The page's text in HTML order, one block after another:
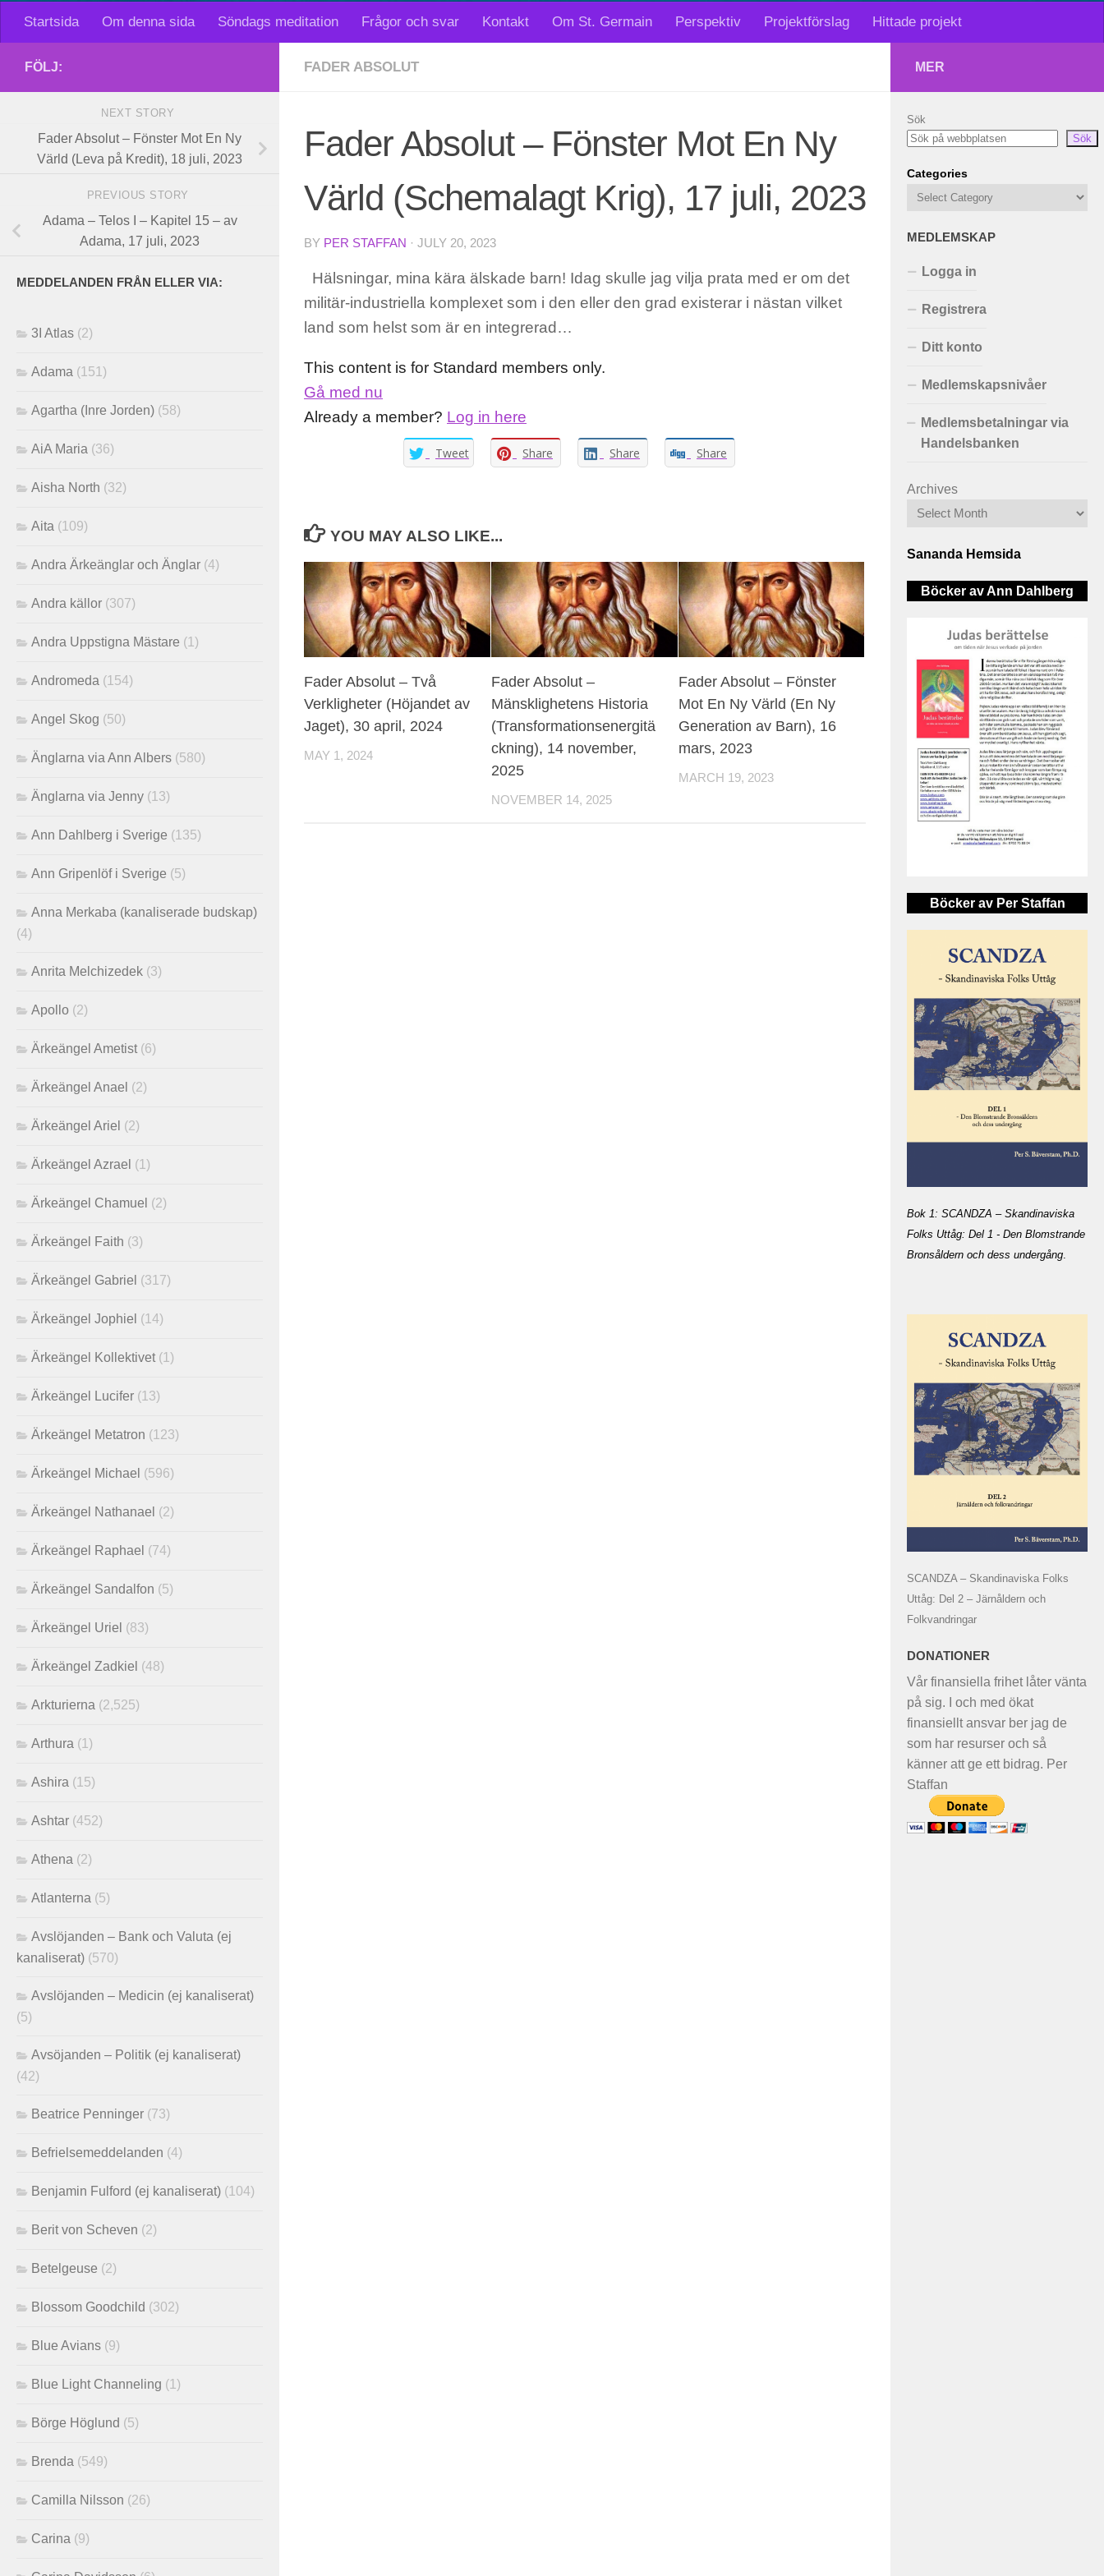
Startsida Om denna sida Söndags meditation Frågor och svar Kontakt Om St. Germain Perspektiv Projektförslag Hittade projekt
FADER ABSOLUT
Fader Absolut – Fönster Mot En Ny
Värld (Schemalagt Krig), 17 juli, 2023
BY PER STAFFAN · JULY 20, 2023
Hälsningar, mina kära älskade barn! Idag skulle jag vilja prata med er om det
militär-industriella komplexet som i den eller den grad existerar i nästan vilket
land som helst som är en integrerad…
This content is for Standard members only.
Gå med nu
Already a member? Log in here
Tweet Share Share Share
YOU MAY ALSO LIKE...
Fader Absolut – Två
Verkligheter (Höjandet av
Jaget), 30 april, 2024
MAY 1, 2024
Fader Absolut –
Mänsklighetens Historia
(Transformationsenergitä
ckning), 14 november,
2025
NOVEMBER 14, 2025
Fader Absolut – Fönster
Mot En Ny Värld (En Ny
Generation av Barn), 16
mars, 2023
MARCH 19, 2023
FÖLJ:
NEXT STORY
Fader Absolut – Fönster Mot En Ny
Värld (Leva på Kredit), 18 juli, 2023
PREVIOUS STORY
Adama – Telos I – Kapitel 15 – av
Adama, 17 juli, 2023
MEDDELANDEN FRÅN ELLER VIA:
3I Atlas (2)
Adama (151)
Agartha (Inre Jorden) (58)
AiA Maria (36)
Aisha North (32)
Aita (109)
Andra Ärkeänglar och Änglar (4)
Andra källor (307)
Andra Uppstigna Mästare (1)
Andromeda (154)
Angel Skog (50)
Änglarna via Ann Albers (580)
Änglarna via Jenny (13)
Ann Dahlberg i Sverige (135)
Ann Gripenlöf i Sverige (5)
Anna Merkaba (kanaliserade budskap)
(4)
Anrita Melchizedek (3)
Apollo (2)
Ärkeängel Ametist (6)
Ärkeängel Anael (2)
Ärkeängel Ariel (2)
Ärkeängel Azrael (1)
Ärkeängel Chamuel (2)
Ärkeängel Faith (3)
Ärkeängel Gabriel (317)
Ärkeängel Jophiel (14)
Ärkeängel Kollektivet (1)
Ärkeängel Lucifer (13)
Ärkeängel Metatron (123)
Ärkeängel Michael (596)
Ärkeängel Nathanael (2)
Ärkeängel Raphael (74)
Ärkeängel Sandalfon (5)
Ärkeängel Uriel (83)
Ärkeängel Zadkiel (48)
Arkturierna (2,525)
Arthura (1)
Ashira (15)
Ashtar (452)
Athena (2)
Atlanterna (5)
Avslöjanden – Bank och Valuta (ej
kanaliserat) (570)
Avslöjanden – Medicin (ej kanaliserat)
(5)
Avsöjanden – Politik (ej kanaliserat)
(42)
Beatrice Penninger (73)
Befrielsemeddelanden (4)
Benjamin Fulford (ej kanaliserat) (104)
Berit von Scheven (2)
Betelgeuse (2)
Blossom Goodchild (302)
Blue Avians (9)
Blue Light Channeling (1)
Börge Höglund (5)
Brenda (549)
Camilla Nilsson (26)
Carina (9)
MER
Sök
Sök
Categories
MEDLEMSKAP
Logga in
Registrera
Ditt konto
Medlemskapsnivåer
Medlemsbetalningar via
Handelsbanken
Archives
Sananda Hemsida
Böcker av Ann Dahlberg
Böcker av Per Staffan
Bok 1: SCANDZA – Skandinaviska
Folks Uttåg: Del 1 - Den Blomstrande
Bronsåldern och dess undergång.
SCANDZA – Skandinaviska Folks
Uttåg: Del 2 – Järnåldern och
Folkvandringar
DONATIONER
Vår finansiella frihet låter vänta
på sig. I och med ökat
finansiellt ansvar ber jag de
som har resurser och så
känner att ge ett bidrag. Per
Staffan